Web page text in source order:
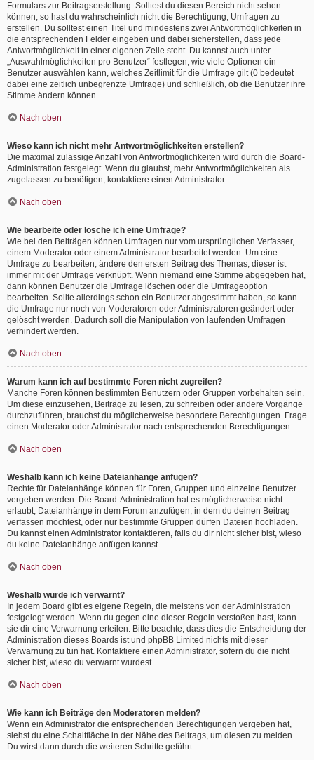
Formulars zur Beitragserstellung. Solltest du diesen Bereich nicht sehen
können, so hast du wahrscheinlich nicht die Berechtigung, Umfragen zu
erstellen. Du solltest einen Titel und mindestens zwei Antwortmöglichkeiten in
die entsprechenden Felder eingeben und dabei sicherstellen, dass jede
Antwortmöglichkeit in einer eigenen Zeile steht. Du kannst auch unter
„Auswahlmöglichkeiten pro Benutzer“ festlegen, wie viele Optionen ein
Benutzer auswählen kann, welches Zeitlimit für die Umfrage gilt (0 bedeutet
dabei eine zeitlich unbegrenzte Umfrage) und schließlich, ob die Benutzer ihre
Stimme ändern können.
Nach oben
Wieso kann ich nicht mehr Antwortmöglichkeiten erstellen?
Die maximal zulässige Anzahl von Antwortmöglichkeiten wird durch die Board-
Administration festgelegt. Wenn du glaubst, mehr Antwortmöglichkeiten als
zugelassen zu benötigen, kontaktiere einen Administrator.
Nach oben
Wie bearbeite oder lösche ich eine Umfrage?
Wie bei den Beiträgen können Umfragen nur vom ursprünglichen Verfasser,
einem Moderator oder einem Administrator bearbeitet werden. Um eine
Umfrage zu bearbeiten, ändere den ersten Beitrag des Themas; dieser ist
immer mit der Umfrage verknüpft. Wenn niemand eine Stimme abgegeben hat,
dann können Benutzer die Umfrage löschen oder die Umfrageoption
bearbeiten. Sollte allerdings schon ein Benutzer abgestimmt haben, so kann
die Umfrage nur noch von Moderatoren oder Administratoren geändert oder
gelöscht werden. Dadurch soll die Manipulation von laufenden Umfragen
verhindert werden.
Nach oben
Warum kann ich auf bestimmte Foren nicht zugreifen?
Manche Foren können bestimmten Benutzern oder Gruppen vorbehalten sein.
Um diese einzusehen, Beiträge zu lesen, zu schreiben oder andere Vorgänge
durchzuführen, brauchst du möglicherweise besondere Berechtigungen. Frage
einen Moderator oder Administrator nach entsprechenden Berechtigungen.
Nach oben
Weshalb kann ich keine Dateianhänge anfügen?
Rechte für Dateianhänge können für Foren, Gruppen und einzelne Benutzer
vergeben werden. Die Board-Administration hat es möglicherweise nicht
erlaubt, Dateianhänge in dem Forum anzufügen, in dem du deinen Beitrag
verfassen möchtest, oder nur bestimmte Gruppen dürfen Dateien hochladen.
Du kannst einen Administrator kontaktieren, falls du dir nicht sicher bist, wieso
du keine Dateianhänge anfügen kannst.
Nach oben
Weshalb wurde ich verwarnt?
In jedem Board gibt es eigene Regeln, die meistens von der Administration
festgelegt werden. Wenn du gegen eine dieser Regeln verstoßen hast, kann
sie dir eine Verwarnung erteilen. Bitte beachte, dass dies die Entscheidung der
Administration dieses Boards ist und phpBB Limited nichts mit dieser
Verwarnung zu tun hat. Kontaktiere einen Administrator, sofern du die nicht
sicher bist, wieso du verwarnt wurdest.
Nach oben
Wie kann ich Beiträge den Moderatoren melden?
Wenn ein Administrator die entsprechenden Berechtigungen vergeben hat,
siehst du eine Schaltfläche in der Nähe des Beitrags, um diesen zu melden.
Du wirst dann durch die weiteren Schritte geführt.